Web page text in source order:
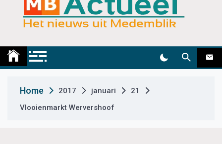
e
t
Medemblik Actueel
Home 2017 januari
21
Vlooienmarkt Wervershoof